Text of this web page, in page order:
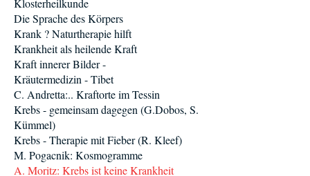
Klosterheilkunde
Die Sprache des Körpers
Krank ? Naturtherapie hilft
Krankheit als heilende Kraft
Kraft innerer Bilder -
Kräutermedizin - Tibet
C. Andretta:.. Kraftorte im Tessin
Krebs - gemeinsam dagegen (G.Dobos, S.
Kümmel)
Krebs - Therapie mit Fieber (R. Kleef)
M. Pogacnik: Kosmogramme
A. Moritz: Krebs ist keine Krankheit